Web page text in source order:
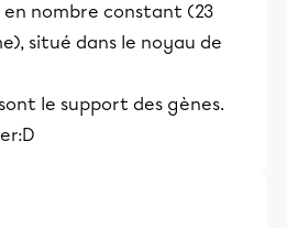
nombre constant (23
situé dans le noyau de
le support des gènes.